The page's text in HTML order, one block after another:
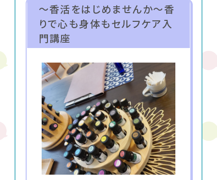
～香活をはじめませんか～香
りで心も身体もセルフケア入
門講座